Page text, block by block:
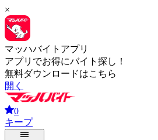
×
マッハバイトアプリ
アプリでお得にバイト探し！
無料ダウンロードはこちら
開く
0
キープ